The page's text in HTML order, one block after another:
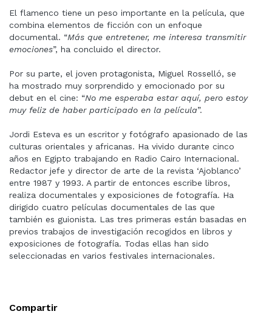
El flamenco tiene un peso importante en la película, que
combina elementos de ficción con un enfoque
documental. “Más que entretener, me interesa transmitir
emociones”, ha concluido el director.
Por su parte, el joven protagonista, Miguel Rosselló, se
ha mostrado muy sorprendido y emocionado por su
debut en el cine: “No me esperaba estar aquí, pero estoy
muy feliz de haber participado en la película”.
Jordi Esteva es un escritor y fotógrafo apasionado de las
culturas orientales y africanas. Ha vivido durante cinco
años en Egipto trabajando en Radio Cairo Internacional.
Redactor jefe y director de arte de la revista ‘Ajoblanco’
entre 1987 y 1993. A partir de entonces escribe libros,
realiza documentales y exposiciones de fotografía. Ha
dirigido cuatro películas documentales de las que
también es guionista. Las tres primeras están basadas en
previos trabajos de investigación recogidos en libros y
exposiciones de fotografía. Todas ellas han sido
seleccionadas en varios festivales internacionales.
Compartir